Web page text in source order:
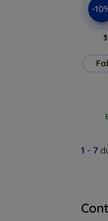
-
1 - 7